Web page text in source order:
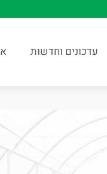
עדכונים וחדשות